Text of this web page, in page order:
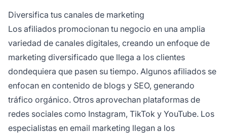
Diversifica tus canales de marketing
Los afiliados promocionan tu negocio en una amplia
variedad de canales digitales, creando un enfoque de
marketing diversificado que llega a los clientes
dondequiera que pasen su tiempo. Algunos afiliados se
enfocan en contenido de blogs y SEO, generando
tráfico orgánico. Otros aprovechan plataformas de
redes sociales como Instagram, TikTok y YouTube. Los
especialistas en email marketing llegan a los